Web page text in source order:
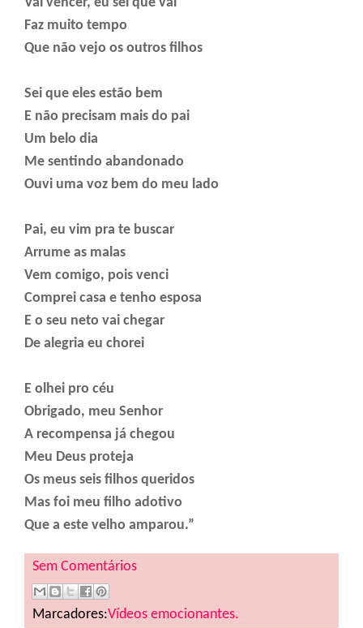
Faz muito tempo
Que não vejo os outros filhos
Sei que eles estão bem
E não precisam mais do pai
Um belo dia
Me sentindo abandonado
Ouvi uma voz bem do meu lado
Pai, eu vim pra te buscar
Arrume as malas
Vem comigo, pois venci
Comprei casa e tenho esposa
E o seu neto vai chegar
De alegria eu chorei
E olhei pro céu
Obrigado, meu Senhor
A recompensa já chegou
Meu Deus proteja
Os meus seis filhos queridos
Mas foi meu filho adotivo
Que a este velho amparou.”
Sem Comentários
Marcadores:Vídeos emocionantes.